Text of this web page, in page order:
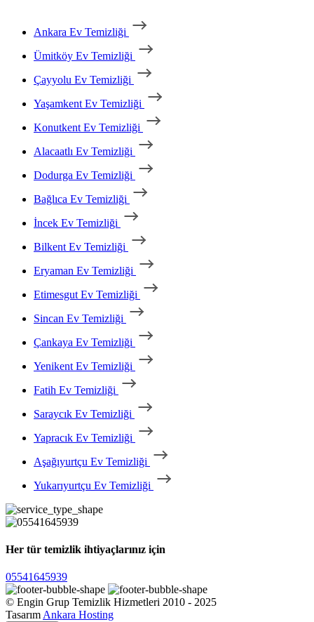
Ankara Ev Temizliği
Ümitköy Ev Temizliği
Çayyolu Ev Temizliği
Yaşamkent Ev Temizliği
Konutkent Ev Temizliği
Alacaatlı Ev Temizliği
Dodurga Ev Temizliği
Bağlıca Ev Temizliği
İncek Ev Temizliği
Bilkent Ev Temizliği
Eryaman Ev Temizliği
Etimesgut Ev Temizliği
Sincan Ev Temizliği
Çankaya Ev Temizliği
Yenikent Ev Temizliği
Fatih Ev Temizliği
Saraycık Ev Temizliği
Yapracık Ev Temizliği
Aşağıyurtçu Ev Temizliği
Yukarıyurtçu Ev Temizliği
Her tür temizlik ihtiyaçlarınız için
05541645939
© Engin Grup Temizlik Hizmetleri 2010 - 2025
Tasarım Ankara Hosting